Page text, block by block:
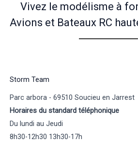
Vivez le modélisme à
Avions et Bateaux RC
Storm Team
Parc arbora - 69510 Soucieu en Jarrest
Horaires du standard téléphonique
Du lundi au Jeudi
8h30-12h30 13h30-17h